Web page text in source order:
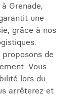
Grenade,
une
grâce à nos
de
Vous
lors du
arrêterez et